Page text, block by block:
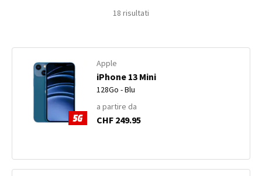
18 risultati
Apple
iPhone 13 Mini
128Go - Blu
a partire da
CHF 249.95